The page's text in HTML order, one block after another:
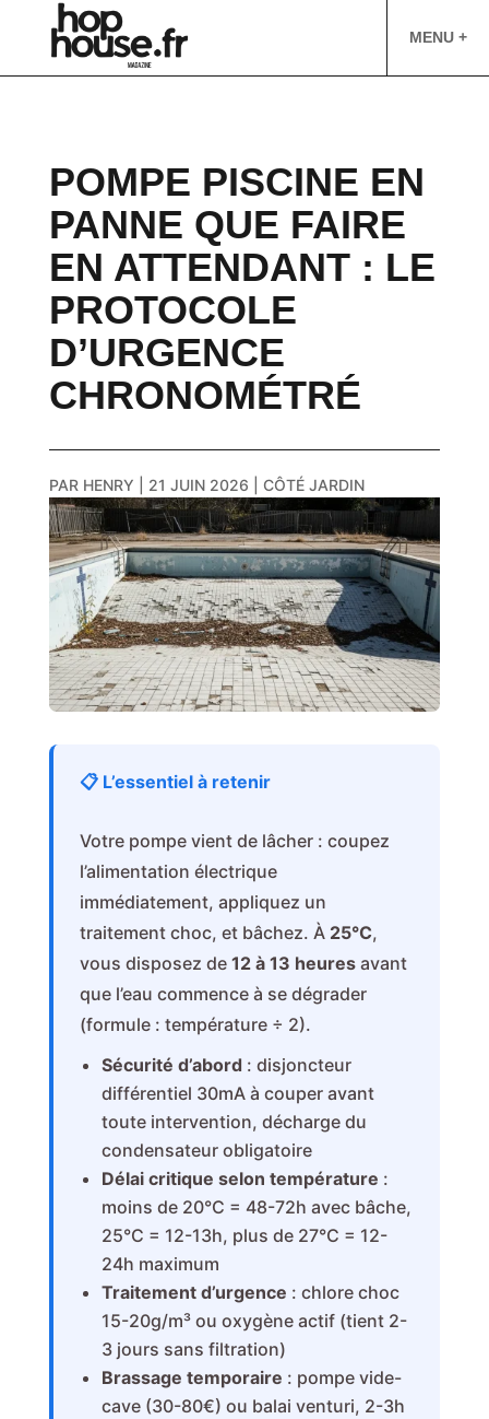
MENU +
POMPE PISCINE EN
PANNE QUE FAIRE
EN ATTENDANT : LE
PROTOCOLE
D’URGENCE
CHRONOMÉTRÉ
PAR HENRY 21 JUIN 2026 CÔTÉ JARDIN
📋 L’essentiel à retenir
Votre pompe vient de lâcher : coupez
l’alimentation électrique
immédiatement, appliquez un
traitement choc, et bâchez. À 25°C,
vous disposez de 12 à 13 heuresavant
que l’eau commence à se dégrader
(formule : température ÷ 2).
Sécurité d’abord : disjoncteur
différentiel 30mA à couper avant
toute intervention, décharge du
condensateur obligatoire
Délai critique selon température :
moins de 20°C = 48-72h avec bâche,
25°C = 12-13h, plus de 27°C = 12-
24h maximum
Traitement d’urgence : chlore choc
15-20g/m³ ou oxygène actif (tient 2-
3 jours sans filtration)
Brassage temporaire : pompe vide-
cave (30-80€) ou balai venturi, 2-3h